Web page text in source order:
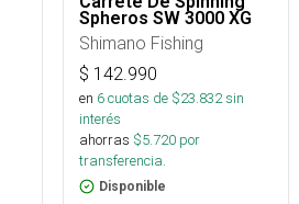
Spheros SW 3000 XG
Shimano Fishing
$ 142.990
en 6cuotas de $23.832sin
interés
ahorras $5.720 por
transferencia.
Disponible